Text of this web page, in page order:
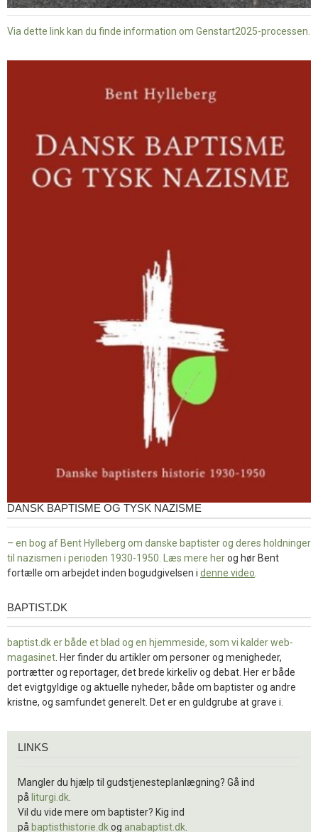
Via dette link kan du finde information om Genstart2025-processen.
DANSK BAPTISME OG TYSK NAZISME
– en bog af Bent Hylleberg om danske baptister og deres holdninger
til nazismen i perioden 1930-1950. Læs mere herog hør Bent
fortælle om arbejdet inden bogudgivelsen i denne video
baptist.dk
BAPTIST.DK
baptist.dk er både et blad og en hjemmeside, som vi kalder web-
magasinet . Her finder du artikler om personer og menigheder,
portrætter og reportager, det brede kirkeliv og debat. Her er både
det evigtgyldige og aktuelle nyheder, både om baptister og andre
kristne, og samfundet generelt. Det er en guldgrube at grave i.
LINKS
Mangler du hjælp til gudstjenesteplanlægning? Gå ind
på liturgi.dk
Vil du vide mere om baptister? Kig ind
på baptisthistorie.dkog anabaptist.dk